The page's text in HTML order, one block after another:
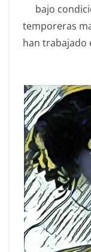
bajo
temporeras
han trabajado